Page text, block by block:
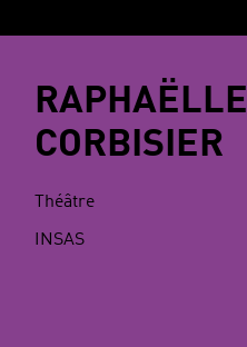
RAPHAËLLE
CORBISIER
Théâtre
INSAS